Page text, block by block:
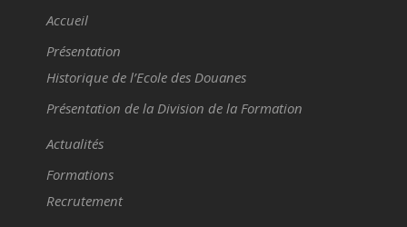
Accueil
Présentation
Historique de l’Ecole des Douanes
Présentation de la Division de la Formation
Actualités
Formations
Recrutement